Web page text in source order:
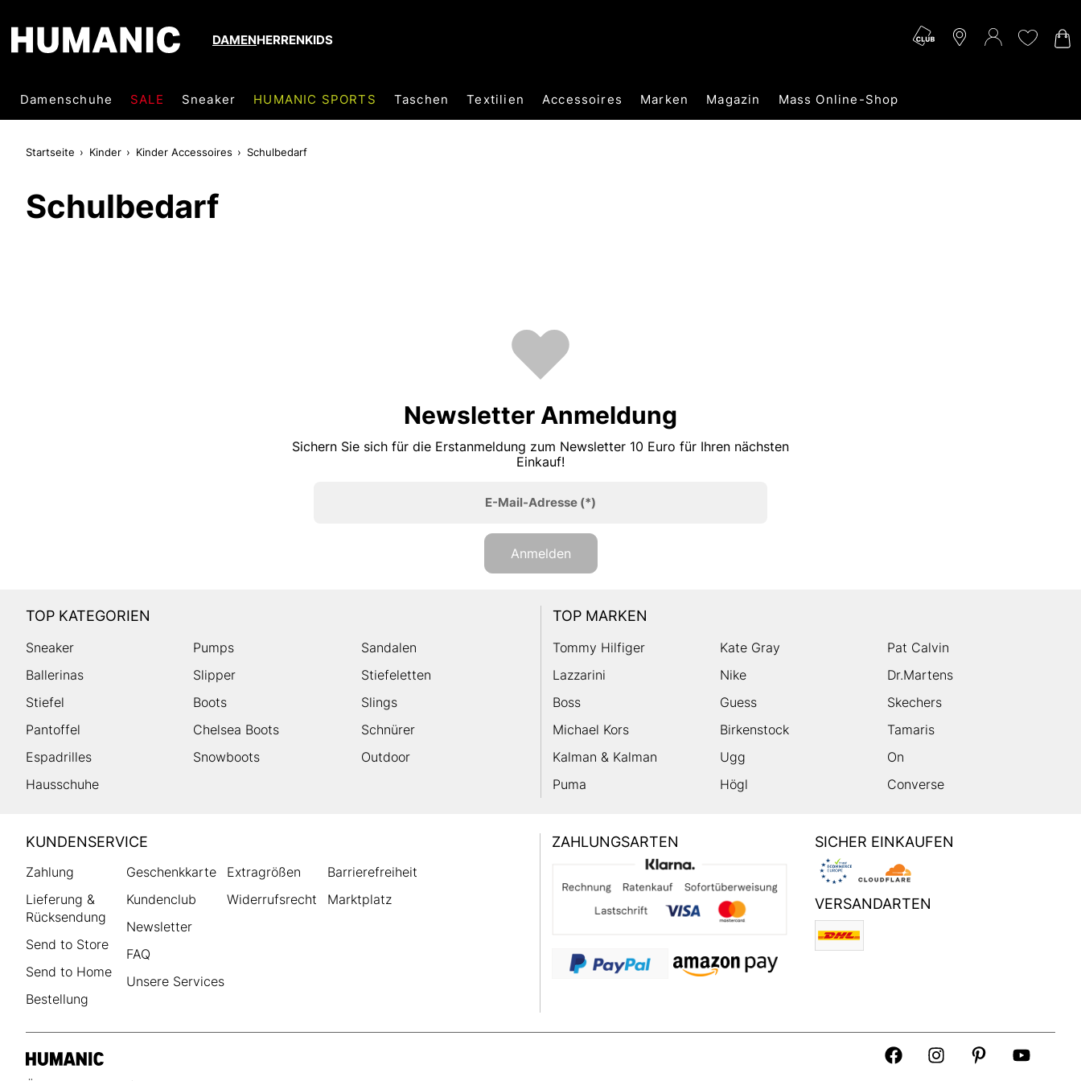
DAMENHERRENKIDS
Damenschuhe SALE Sneaker HUMANIC SPORTS Taschen Textilien Accessoires Marken Magazin Mass Online-Shop
Startseite Kinder Kinder Accessoires Schulbedarf
Schulbedarf
Newsletter Anmeldung
Sichern Sie sich für die Erstanmeldung zum Newsletter 10 Euro für Ihren nächsten
Einkauf!
E-Mail-Adresse(*)
Anmelden
TOP KATEGORIEN
Sneaker Pumps
Sandalen
Ballerinas
Slipper
Stiefeletten
Stiefel
Boots
Slings
Pantoffel
Chelsea Boots
Schnürer
Espadrilles
Snowboots
Outdoor
Hausschuhe
TOP MARKEN
Tommy Hilfiger Kate Gray
Pat Calvin
Lazzarini
Nike
Dr.Martens
Boss
Guess
Skechers
Michael Kors
Birkenstock
Tamaris
Kalman & Kalman
Ugg
On
Puma
Högl Converse
HUMANIC
Footer
KUNDENSERVICE
Zahlung
Lieferung &
Rücksendung
Send to Store
Send to Home
Bestellung
Geschenkkarte
Kundenclub
Newsletter
FAQ
Unsere Services
Extragrößen
Widerrufsrecht
Barrierefreiheit
Marktplatz
ZAHLUNGSARTEN SICHER EINKAUFEN
VERSANDARTEN